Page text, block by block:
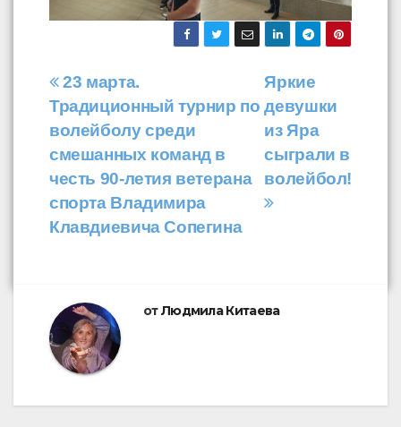
Навигация
по
записям
Яркие
девушки
из Яра
сыграли в
волейбол!
23 марта.
Традиционный турнир по
волейболу среди
смешанных команд в
честь 90-летия ветерана
спорта Владимира
Клавдиевича Сопегина
отЛюдмила Китаева